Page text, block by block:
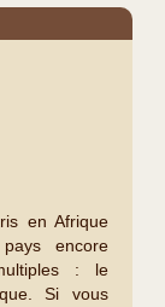
en Afrique
encore
: le
Si vous